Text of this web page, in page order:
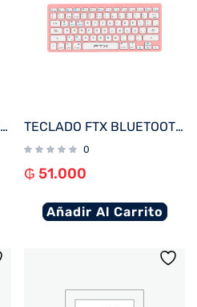
AURICULAR CON MICROFONO KLIP KNH-750GR HI-FI ANC/BLUETOOTH/3.5MM/GRIS TECLADO FTX BLUETOOTH FTXB1000 ULTRA SLIM POR/ROSA
0
₲ 51.000
Añadir Al Carrito